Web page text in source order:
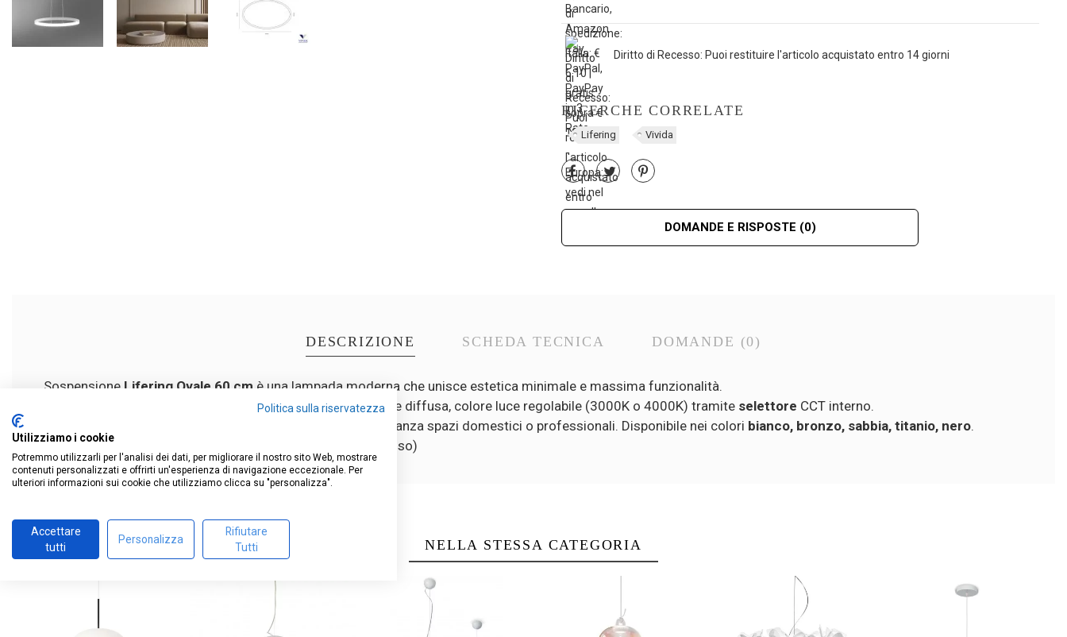
Diritto di Recesso: Puoi restituire l'articolo acquistato entro 14 giorni
RICERCHE CORRELATE
Lifering Vivida
DOMANDE E RISPOSTE (0)
DESCRIZIONE SCHEDA TECNICA DOMANDE (0)
Sospensione Lifering Ovale 60 cm è una lampada moderna che unisce estetica minimale e massima funzionalità.
Realizzata in alluminio è dotata di LED integrati da 40W, luce diffusa, colore luce regolabile (3000K o 4000K) tramite selettore CCT interno.
Con un flusso luminoso di 2800–2900 lm illumina con eleganza spazi domestici o professionali. Disponibile nei colori bianco, bronzo, sabbia, titanio, nero.
Dimmerabile con dimmer a taglio di fase (dimmer non incluso)
NELLA STESSA CATEGORIA
Politica sulla riservatezza
Utilizziamo i cookie
Potremmo utilizzarli per l'analisi dei dati, per migliorare il nostro sito Web, mostrare
contenuti personalizzati e offrirti un'esperienza di navigazione eccezionale. Per
ulteriori informazioni sui cookie che utilizziamo clicca su "personalizza".
Accettare
tutti
Personalizza
Rifiutare
Tutti